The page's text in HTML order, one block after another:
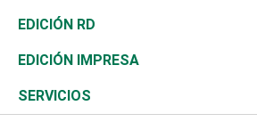
Ocenanía
Caribe
Resto del mundo
Telecom.
Global y variable
Economía personal
Sociales
Novedades
Podcast Arte Libre
Tenis
Olimpismo
Más deportes
El Espía
Noticiero Poteleche
Columnistas
Historia
Martes de tecnología
Cambio climático
Revista
Deportes
Opinión
EDICIÓN RD
EDICIÓN IMPRESA
SERVICIOS